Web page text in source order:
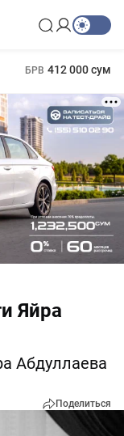
БРВ 412 000 сум
Яйра
Абдуллаева
Поделиться